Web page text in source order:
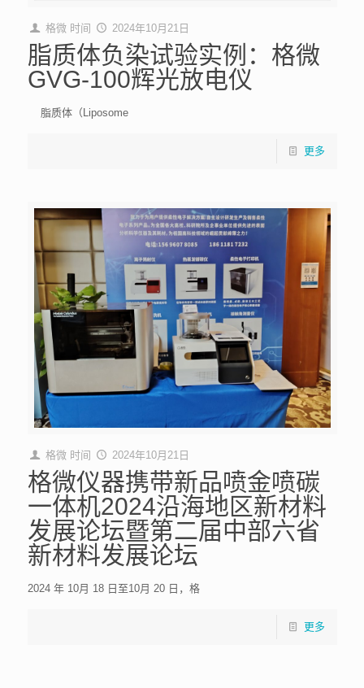
格微 时间 2024年10月21日
脂质体负染试验实例：格微
GVG-100辉光放电仪
脂质体（Liposome
更多
格微 时间 2024年10月21日
格微仪器携带新品喷金喷碳
一体机2024沿海地区新材料
发展论坛暨第二届中部六省
新材料发展论坛
2024 年 10月 18 日至10月 20 日，格
更多